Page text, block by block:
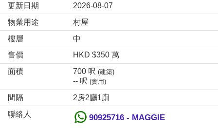
更新日期
2026-08-07
物業用途
村屋
樓層
中
售價
HKD $350 萬
面積
700 呎(建築)
-- 呎(實用)
間隔
2房2廳1廁
聯絡人
90925716 - MAGGIE